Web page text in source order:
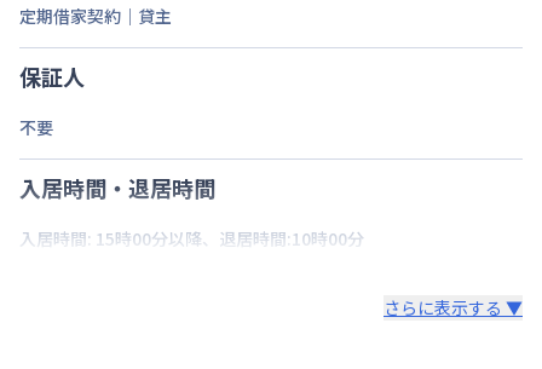
定期借家契約｜貸主
保証人
不要
入居時間・退居時間
入居時間: 15時00分以降、退居時間:10時00分
さらに表示する ▼